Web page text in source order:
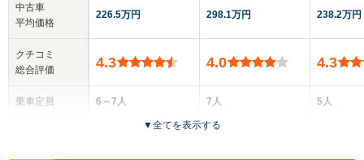
中古車
平均価格
クチコミ
総合評価
乗車定員
226.5万円
4.3
6～7人
298.1万円
4.0
7人
5ドア
238.2万円
4.3
5人
▼全てを表示する